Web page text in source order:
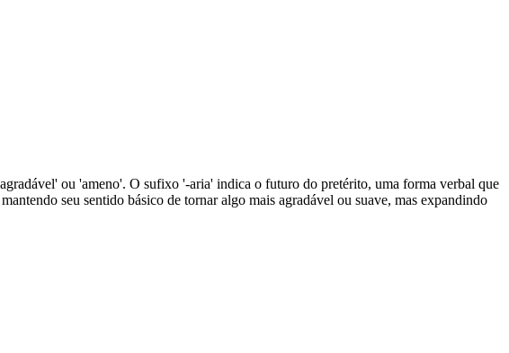
ou 'ameno'. O sufixo '-aria' indica o futuro do pretérito, uma forma verbal que
seu sentido básico de tornar algo mais agradável ou suave, mas expandindo